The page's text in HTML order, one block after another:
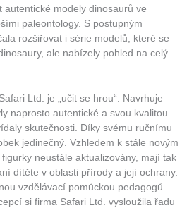
autentické modely dinosaurů ve
paleontology. S postupným
rozšiřovat i série modelů, které se
ale nabízely pohled na celý
Ltd. je „učit se hrou“. Navrhuje
naprosto autentické a svou kvalitou
skutečnosti. Díky svému ručnímu
jedinečný. Vzhledem k stále novým
neustále aktualizovány, mají tak
dítěte v oblasti přírody a její ochrany.
vzdělávací pomůckou pedagogů
si firma Safari Ltd. vysloužila řadu